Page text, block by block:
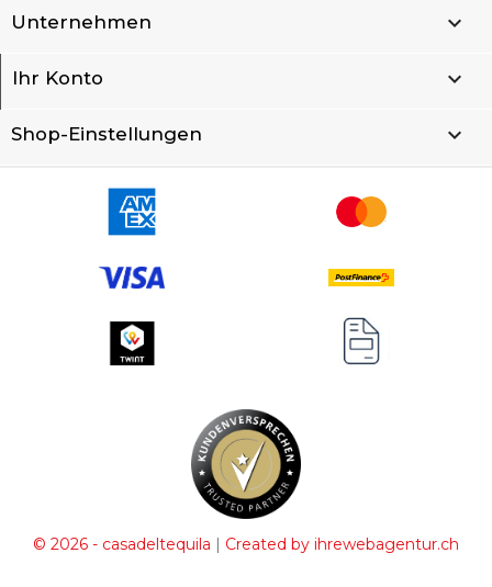
Unternehmen 
Ihr Konto 
Shop-Einstellungen keyboard_arrow_down
© 2026 - casadeltequila | Created by ihrewebagentur.ch